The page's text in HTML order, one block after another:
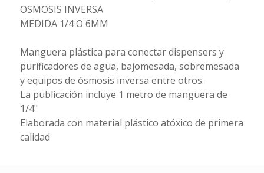
OSMOSIS INVERSA
MEDIDA 1/4 O 6MM
Manguera plástica para conectar dispensers y
purificadores de agua, bajomesada, sobremesada
y equipos de ósmosis inversa entre otros.
La publicación incluye 1 metro de manguera de
1/4"
Elaborada con material plástico atóxico de primera
calidad